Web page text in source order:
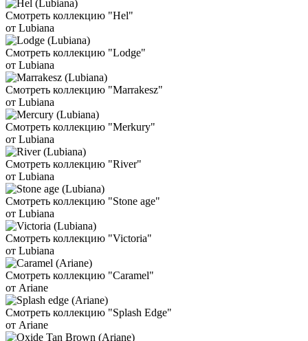
Смотреть коллекцию "Hel"
от Lubiana
Смотреть коллекцию "Lodge"
от Lubiana
Смотреть коллекцию "Marrakesz"
от Lubiana
Смотреть коллекцию "Merkury"
от Lubiana
Смотреть коллекцию "River"
от Lubiana
Смотреть коллекцию "Stone age"
от Lubiana
Смотреть коллекцию "Victoria"
от Lubiana
Смотреть коллекцию "Caramel"
от Ariane
Смотреть коллекцию "Splash Edge"
от Ariane